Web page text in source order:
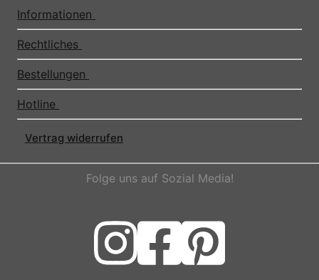
Informationen
Rechtliches
Bestellungen
Hotline
Vertrag widerrufen
Folge uns auf Sozial Media!